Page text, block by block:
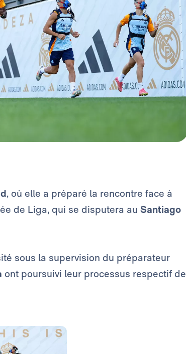
, où elle a préparé la rencontre face à
de Liga, qui se disputera au Santiago
sous la supervision du préparateur
ont poursuivi leur processus respectif de